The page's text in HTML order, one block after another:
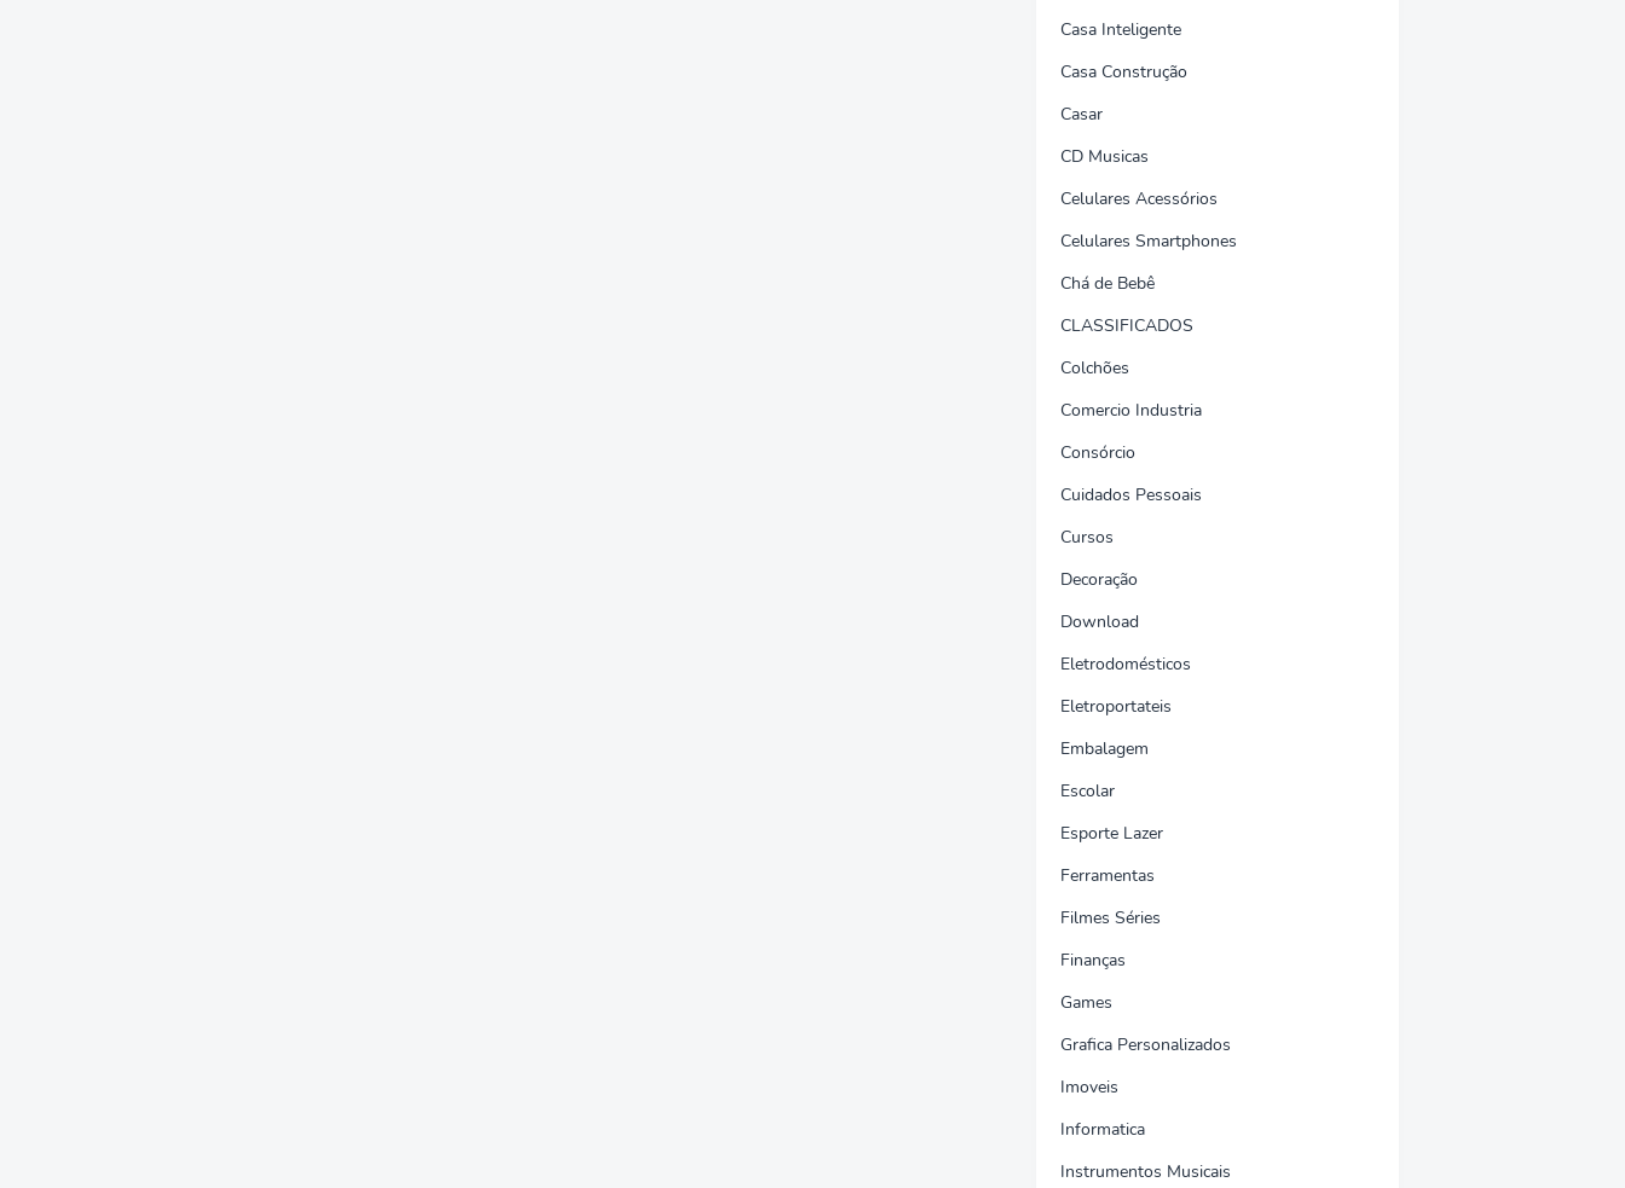
Casa Inteligente
Casa Construção
Casar
CD Musicas
Celulares Acessórios
Celulares Smartphones
Chá de Bebê
CLASSIFICADOS
Colchões
Comercio Industria
Consórcio
Cuidados Pessoais
Cursos
Decoração
Download
Eletrodomésticos
Eletroportateis
Embalagem
Escolar
Esporte Lazer
Ferramentas
Filmes Séries
Finanças
Games
Grafica Personalizados
Imoveis
Informatica
Instrumentos Musicais